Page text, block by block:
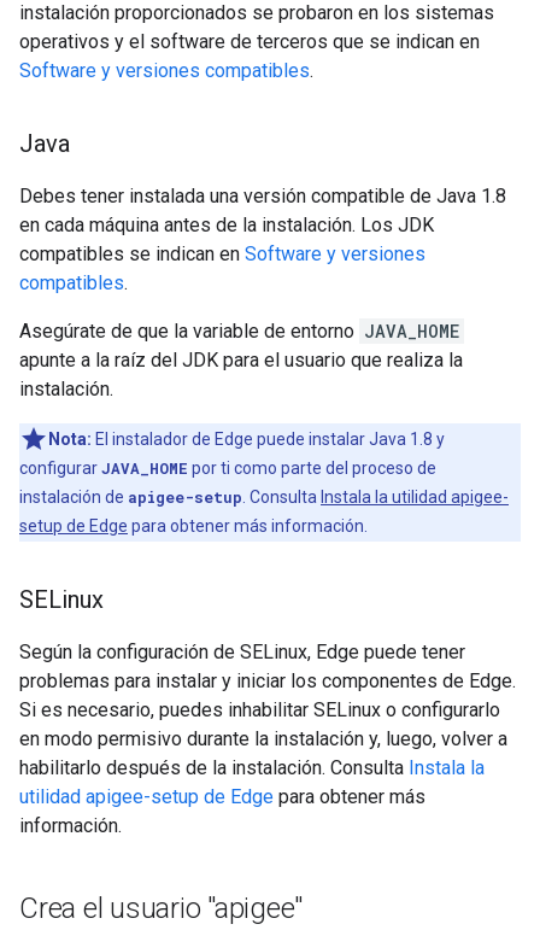
instalación proporcionados se probaron en los sistemas
operativos y el software de terceros que se indican en
Software y versiones compatibles.
Java
Debes tener instalada una versión compatible de Java 1.8
en cada máquina antes de la instalación. Los JDK
compatibles se indican en Software y versiones
compatibles.
Asegúrate de que la variable de entorno JAVA_HOME
apunte a la raíz del JDK para el usuario que realiza la
instalación.
Nota: El instalador de Edge puede instalar Java 1.8 y
configurarJAVA_HOME por ti como parte del proceso de
instalación de apigee-setup . Consulta Instala la utilidad apigee-
setup de Edge para obtener más información.
SELinux
Según la configuración de SELinux, Edge puede tener
problemas para instalar y iniciar los componentes de Edge.
Si es necesario, puedes inhabilitar SELinux o configurarlo
en modo permisivo durante la instalación y, luego, volver a
habilitarlo después de la instalación. Consulta Instala la
utilidad apigee-setup de Edge para obtener más
información.
Crea el usuario "apigee"